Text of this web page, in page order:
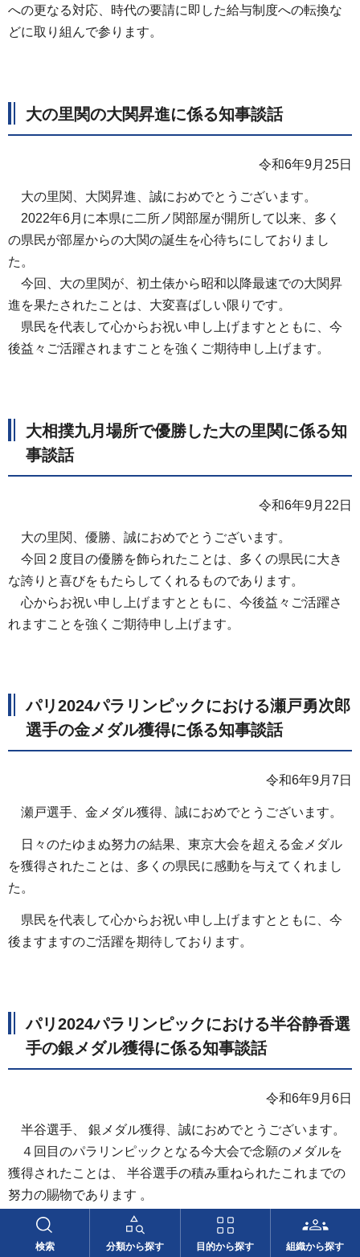
検索 分類から探す 目的から探す 組織から探す
への更なる対応、時代の要請に即した給与制度への転換な
どに取り組んで参ります。
大の里関の大関昇進に係る知事談話
令和6年9月25日
大の里関、大関昇進、誠におめでとうございます。
2022年6月に本県に二所ノ関部屋が開所して以来、多く
の県民が部屋からの大関の誕生を心待ちにしておりまし
た。
今回、大の里関が、初土俵から昭和以降最速での大関昇
進を果たされたことは、大変喜ばしい限りです。
県民を代表して心からお祝い申し上げますとともに、今
後益々ご活躍されますことを強くご期待申し上げます。
大相撲九月場所で優勝した大の里関に係る知
事談話
令和6年9月22日
大の里関、優勝、誠におめでとうございます。
今回２度目の優勝を飾られたことは、多くの県民に大き
な誇りと喜びをもたらしてくれるものであります。
心からお祝い申し上げますとともに、今後益々ご活躍さ
れますことを強くご期待申し上げます。
パリ2024パラリンピックにおける瀬戸勇次郎
選手の金メダル獲得に係る知事談話
令和6年9月7日
瀬戸選手、金メダル獲得、誠におめでとうございます。
日々のたゆまぬ努力の結果、東京大会を超える金メダル
を獲得されたことは、多くの県民に感動を与えてくれまし
た。
県民を代表して心からお祝い申し上げますとともに、今
後ますますのご活躍を期待しております。
パリ2024パラリンピックにおける半谷静香選
手の銀メダル獲得に係る知事談話
令和6年9月6日
半谷選手、 銀メダル獲得、誠におめでとうございます。
４回目のパラリンピックとなる今大会で念願のメダルを
獲得されたことは、 半谷選手の積み重ねられたこれまでの
努力の賜物であります 。
県民を代表して心からお祝い申し上げますとともに、今
後ますますのご活躍を期待しております。